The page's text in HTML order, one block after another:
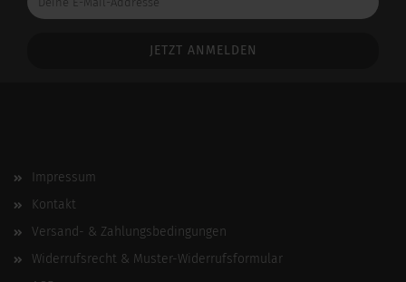
E-
Impressum
Kontakt
Versand- & Zahlungsbedingungen
Widerrufsrecht & Muster-Widerrufsformular